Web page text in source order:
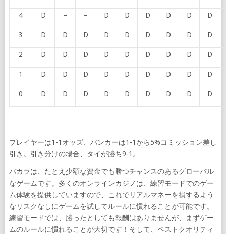
4 D – – D D D D D D
3 D D D D D D D D D
2 D D D D D D D D D
1 D D D D D D D D D
0 D D D D D D D D D
プレイヤーは1-1オッズ、バンカーは1-1から5%コミッション差し
引き。引き分けの場合、タイが勝ち9-1。
バカラは、たとえ少額な資金でも勝つチャンスのあるグローバル
なゲームです。多くのオンラインカジノは、練習モードでのゲー
ム体験を提供していますので、これでリアルマネーを損するよう
なリスクなしにゲームを試してルールに慣れることが可能です。
練習モードでは、勝ったとしても報酬はありませんが、まずゲー
ムのルールに慣れることが大切です！そして、ベストクオリティ